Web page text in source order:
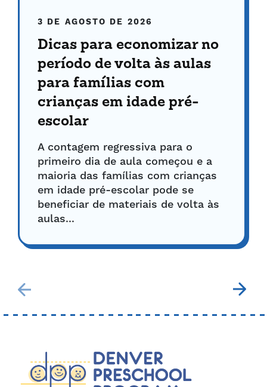
3 DE AGOSTO DE 2026
Dicas para economizar no
período de volta às aulas
para famílias com
crianças em idade pré-
escolar
A contagem regressiva para o
primeiro dia de aula começou e a
maioria das famílias com crianças
em idade pré-escolar pode se
beneficiar de materiais de volta às
aulas...